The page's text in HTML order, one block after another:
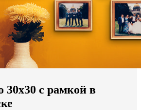
миру
30х30 с рамкой в